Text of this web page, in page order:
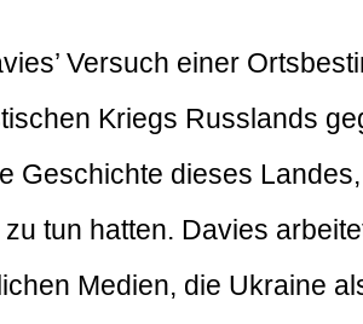
Versuch einer
Kriegs Russlands
Geschichte dieses
tun hatten. Davies
Medien, die Ukraine